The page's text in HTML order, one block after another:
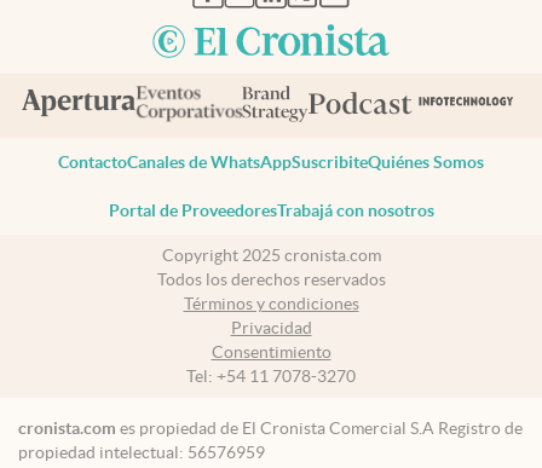
ContactoCanales de WhatsAppSuscribiteQuiénes Somos
Portal de ProveedoresTrabajá con nosotros
Copyright 2025 cronista.com
Todos los derechos reservados
Términos y condiciones
Privacidad
Consentimiento
Tel: +54 11 7078-3270
cronista.com es propiedad de El Cronista Comercial S.A Registro de
propiedad intelectual: 56576959